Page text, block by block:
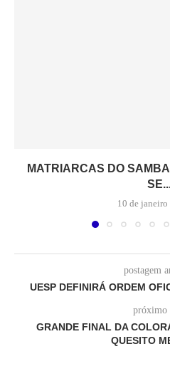
MATRIARCAS DO
10 de janeiro
postagem
UESP DEFINIRÁ ORDEM
próximo
GRANDE FINAL DA
QUESITO